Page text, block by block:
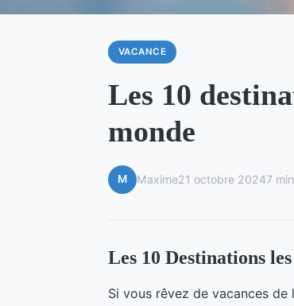
VACANCE
Les 10
monde
M Maxime21 octobre 20247
Les 10 Destinations
Si vous rêvez de vacances